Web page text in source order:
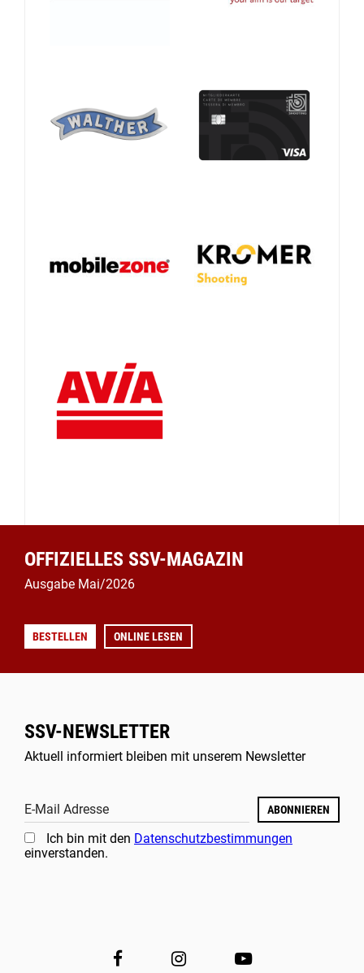
OFFIZIELLES SSV-MAGAZIN
Ausgabe Mai/2026
BESTELLEN ONLINE LESEN
SSV-NEWSLETTER
Aktuell informiert bleiben mit unserem Newsletter
E-Mail Adresse ABONNIEREN
Ich bin mit den Datenschutzbestimmungen
einverstanden.